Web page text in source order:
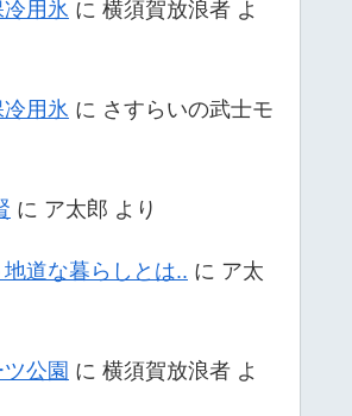
用氷 に 横須賀放浪者 よ
用氷 に さすらいの武士モ
に ア太郎 より
道な暮らしとは.. に ア太
公園 に 横須賀放浪者 よ